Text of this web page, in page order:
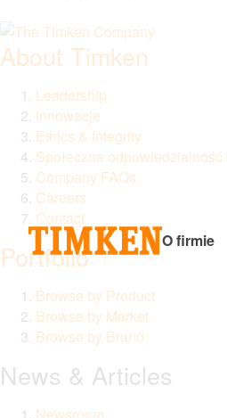
O firmie
About Timken
Leadership
Innowacje
Ethics & Integrity
Społeczna
Company FAQs
Careers
Contact
Portfolio
Browse by Product
Browse by Market
Browse by Brand
News & Articles